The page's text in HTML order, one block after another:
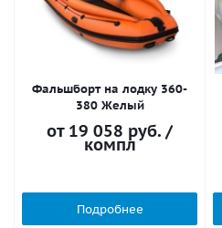
Фальшборт на лодку 360-
380 Желый
от 19 058 руб. /
компл
Подробнее